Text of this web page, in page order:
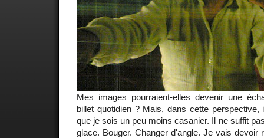
Mes images pourraient-elles devenir une
billet quotidien ? Mais, dans cette perspective,
que je sois un peu moins casanier. Il ne suffit
glace. Bouger. Changer d'angle. Je vais devoir